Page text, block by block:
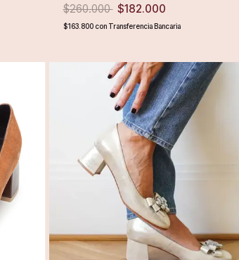
$260.000 $182.000
$163.800 con Transferencia Bancaria